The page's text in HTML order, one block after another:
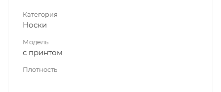
Категория
Носки
Модель
с принтом
Плотность